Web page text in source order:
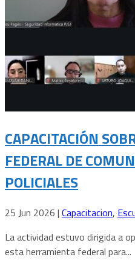
CAPACITACIÓN
FEDERAL DE
POLICIALES
25 Jun 2026 | Capacitacion,
La actividad estuvo dirigida a
esta herramienta federal para...